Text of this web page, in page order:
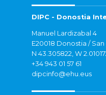
DIPC - Donostia
Manuel Lardizabal 4
E20018 Donostia /
N 43.305822, W
+34 943 01 57 61
dipcinfo@ehu.eus